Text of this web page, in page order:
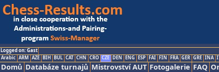
Logged on: Gast
Arabic ARM AZE BIH BUL CAT CHN CRO CZE DEN ENG ESP FAI FIN FRA GER GRE INA
Domů Databáze turnajů Mistrovství AUT Fotogalerie FAQ